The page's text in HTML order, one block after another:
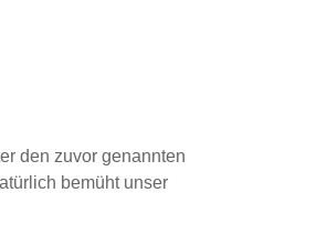
den zuvor genannten
bemüht unser